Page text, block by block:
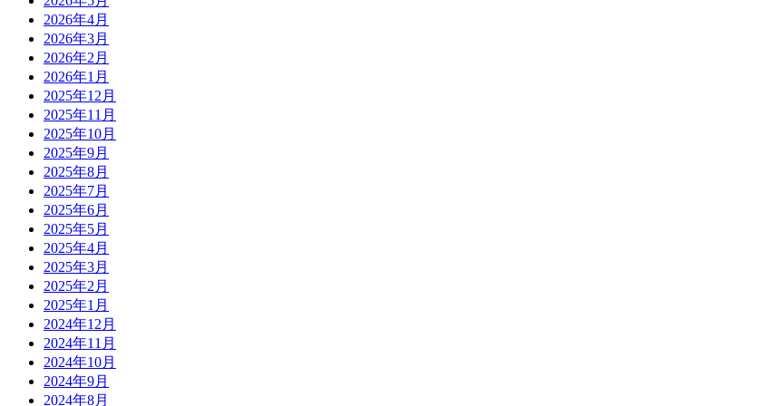
2026年4月
2026年3月
2026年2月
2026年1月
2025年12月
2025年11月
2025年10月
2025年9月
2025年8月
2025年7月
2025年6月
2025年5月
2025年4月
2025年3月
2025年2月
2025年1月
2024年12月
2024年11月
2024年10月
2024年9月
2024年8月